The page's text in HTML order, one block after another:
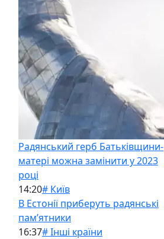
Радянський герб Батьківщини-
матері можна замінити у 2023
році
14:20# Київ
В Естонії приберуть радянські
памʼятники
16:37# Інші країни